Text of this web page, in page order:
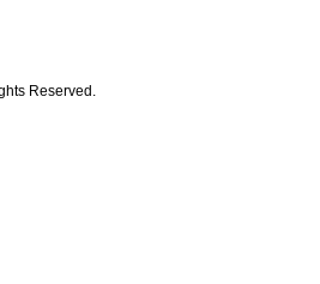
Reserved.